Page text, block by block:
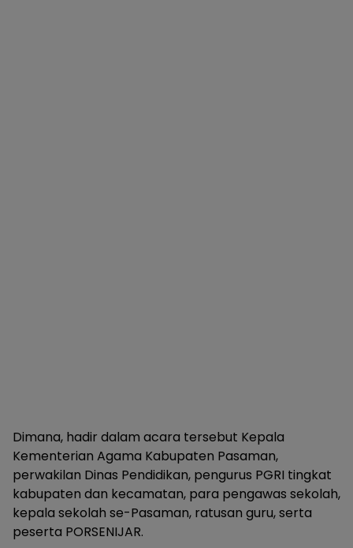
Dimana, hadir dalam acara tersebut Kepala
Kementerian Agama Kabupaten Pasaman,
perwakilan Dinas Pendidikan, pengurus PGRI tingkat
kabupaten dan kecamatan, para pengawas sekolah,
kepala sekolah se-Pasaman, ratusan guru, serta
peserta PORSENIJAR.